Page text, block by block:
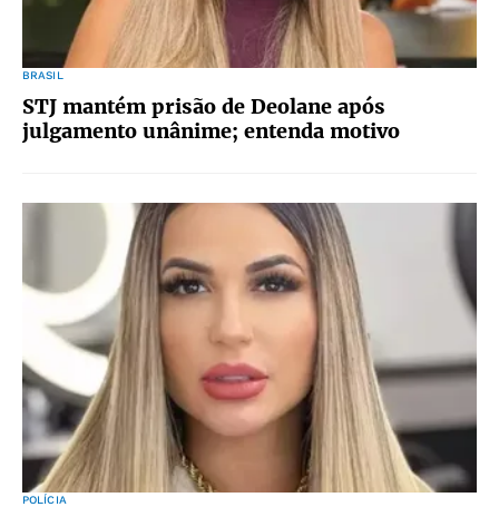
BRASIL
STJ mantém prisão de Deolane após
julgamento unânime; entenda motivo
POLÍCIA